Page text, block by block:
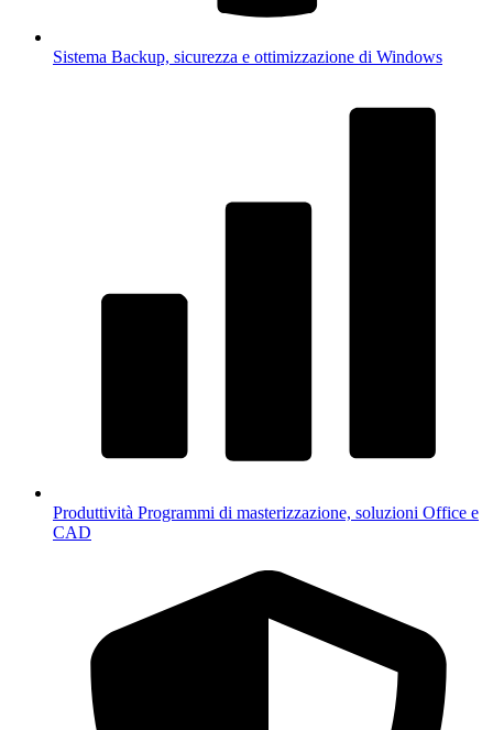
Sistema Backup, sicurezza e ottimizzazione di Windows
Produttività Programmi di masterizzazione, soluzioni Office e
CAD